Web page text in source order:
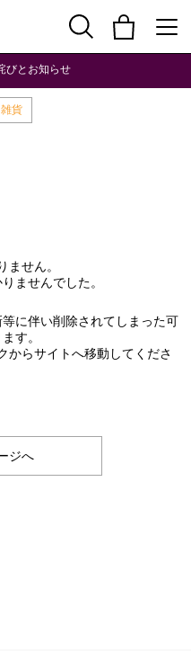
びとお知らせ
雑貨
ません。
ませんでした。
に伴い削除されてしまった可
す。
からサイトへ移動してくださ
ジへ